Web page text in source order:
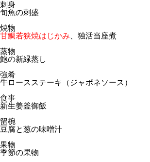
刺身
旬魚の刺盛
焼物
甘鯛若狭焼はじかみ 、独活当座煮
蒸物
鮑の新緑蒸し
強肴
牛ロースステーキ（ジャポネソース）
食事
新生姜釜御飯
留椀
豆腐と葱の味噌汁
果物
季節の果物